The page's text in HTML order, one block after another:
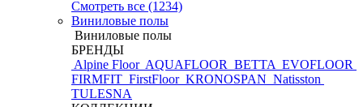
Смотреть все (1234)
Виниловые полы
Виниловые полы
БРЕНДЫ
Alpine Floor AQUAFLOOR BETTA EVOFLOOR
FIRMFIT FirstFloor KRONOSPAN Natisston
TULESNA